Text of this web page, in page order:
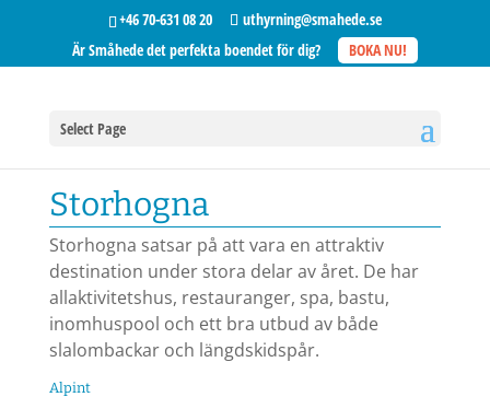
+46 70-631 08 20
uthyrning@smahede.se
Är Småhede det perfekta boendet för dig?
BOKA NU!
Select Page
Storhogna
Storhogna satsar på att vara en attraktiv
destination under stora delar av året. De har
allaktivitetshus, restauranger, spa, bastu,
inomhuspool och ett bra utbud av både
slalombackar och längdskidspår.
Alpint